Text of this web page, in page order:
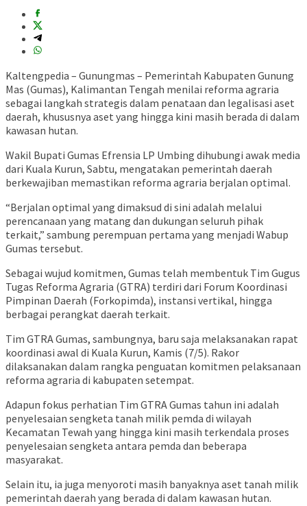
Kaltengpedia – Gunungmas – Pemerintah Kabupaten Gunung
Mas (Gumas), Kalimantan Tengah menilai reforma agraria
sebagai langkah strategis dalam penataan dan legalisasi aset
daerah, khususnya aset yang hingga kini masih berada di dalam
kawasan hutan.
Wakil Bupati Gumas Efrensia LP Umbing dihubungi awak media
dari Kuala Kurun, Sabtu, mengatakan pemerintah daerah
berkewajiban memastikan reforma agraria berjalan optimal.
“Berjalan optimal yang dimaksud di sini adalah melalui
perencanaan yang matang dan dukungan seluruh pihak
terkait,” sambung perempuan pertama yang menjadi Wabup
Gumas tersebut.
Sebagai wujud komitmen, Gumas telah membentuk Tim Gugus
Tugas Reforma Agraria (GTRA) terdiri dari Forum Koordinasi
Pimpinan Daerah (Forkopimda), instansi vertikal, hingga
berbagai perangkat daerah terkait.
Tim GTRA Gumas, sambungnya, baru saja melaksanakan rapat
koordinasi awal di Kuala Kurun, Kamis (7/5). Rakor
dilaksanakan dalam rangka penguatan komitmen pelaksanaan
reforma agraria di kabupaten setempat.
Adapun fokus perhatian Tim GTRA Gumas tahun ini adalah
penyelesaian sengketa tanah milik pemda di wilayah
Kecamatan Tewah yang hingga kini masih terkendala proses
penyelesaian sengketa antara pemda dan beberapa
masyarakat.
Selain itu, ia juga menyoroti masih banyaknya aset tanah milik
pemerintah daerah yang berada di dalam kawasan hutan.